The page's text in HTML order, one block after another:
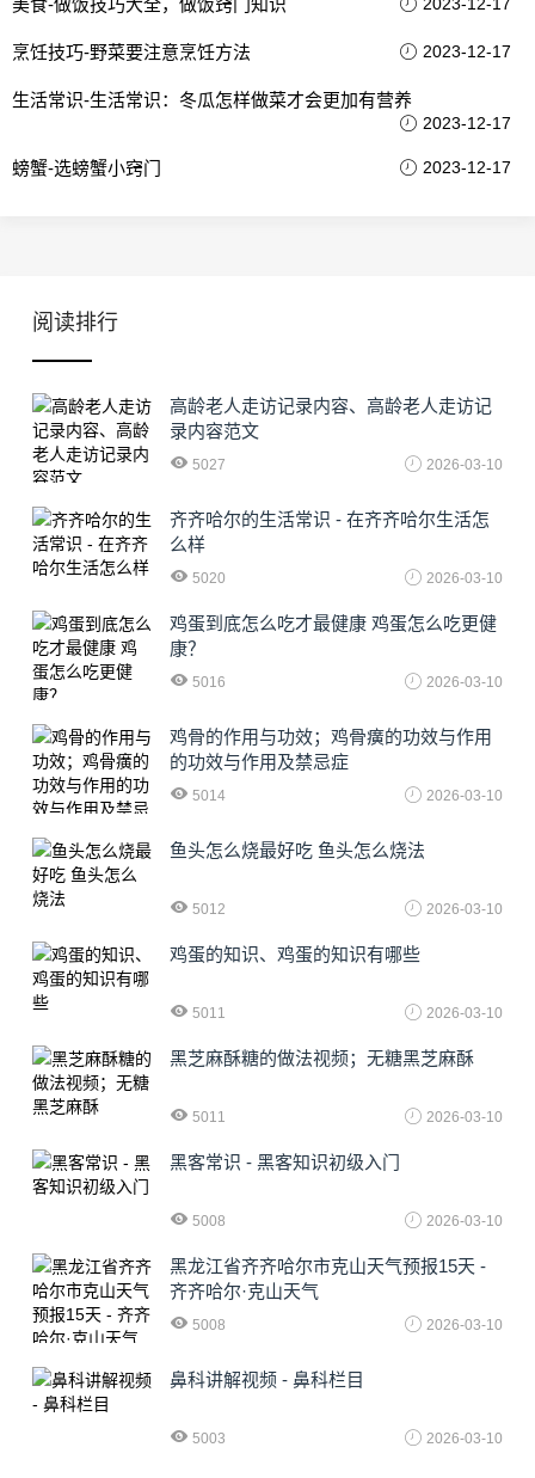
烹饪技巧-野菜要注意烹饪方法 2023-12-17
生活常识-生活常识：冬瓜怎样做菜才会更加有营养
2023-12-17
螃蟹-选螃蟹小窍门 2023-12-17
阅读排行
高龄老人走访记录内容、高龄老人走访记
录内容范文
5027 2026-03-10
齐齐哈尔的生活常识 - 在齐齐哈尔生活怎
么样
5020 2026-03-10
鸡蛋到底怎么吃才最健康 鸡蛋怎么吃更健
康？
5016 2026-03-10
鸡骨的作用与功效；鸡骨癀的功效与作用
的功效与作用及禁忌症
5014 2026-03-10
鱼头怎么烧最好吃 鱼头怎么烧法
5012 2026-03-10
鸡蛋的知识、鸡蛋的知识有哪些
5011 2026-03-10
黑芝麻酥糖的做法视频；无糖黑芝麻酥
5011 2026-03-10
黑客常识 - 黑客知识初级入门
5008 2026-03-10
黑龙江省齐齐哈尔市克山天气预报15天 -
齐齐哈尔·克山天气
5008 2026-03-10
鼻科讲解视频 - 鼻科栏目
5003 2026-03-10